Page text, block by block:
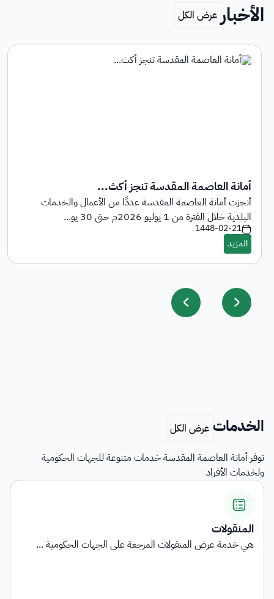
الأخبار
أمانة العاصمة المقدسة تنجز أكث...
أنجزت أمانة العاصمة المقدسة عددًا من الأعمال والخدمات
البلدية خلال الفترة من 1 يوليو 2026م حتى 30 يو...
1448-02-21
الخدمات
توفر أمانة العاصمة المقدسة خدمات متنوعة للجهات الحكومية
ولخدمات الأفراد
المرجعة على الجهات الحكومية ... توفر الخدمة